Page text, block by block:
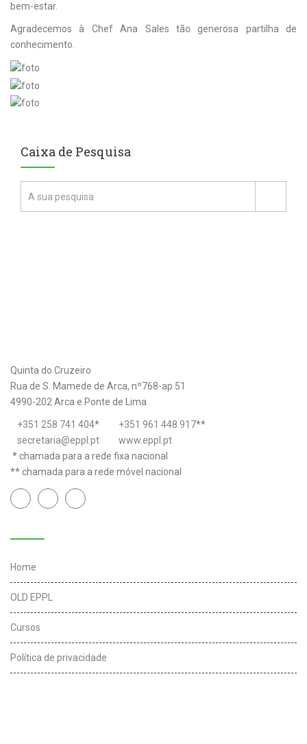
bem-estar.
Agradecemos à Chef Ana Sales tão generosa partilha de
conhecimento.
Caixa de Pesquisa
Quinta do Cruzeiro
Rua de S. Mamede de Arca, nº768-ap 51
4990-202 Arca e Ponte de Lima
+351 258 741 404* +351 961 448 917**
secretaria@eppl.pt
www.eppl.pt
* chamada para a rede fixa nacional
** chamada para a rede móvel nacional
Home
OLD EPPL
Cursos
Política de privacidade